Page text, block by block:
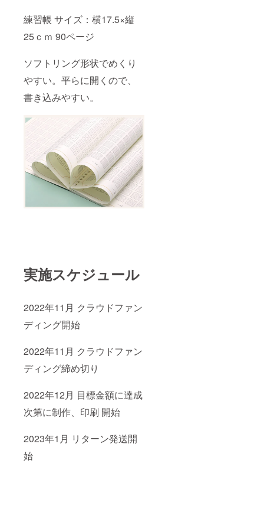
練習帳 サイズ：横17.5×縦
25ｃｍ 90ページ
ソフトリング形状でめくり
やすい。平らに開くので、
書き込みやすい。
実施スケジュール
2022年11月 クラウドファン
ディング開始
2022年11月 クラウドファン
ディング締め切り
2022年12月 目標金額に達成
次第に制作、印刷 開始
2023年1月 リターン発送開
始